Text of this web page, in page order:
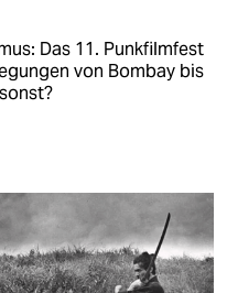
Das 11. Punkfilmfest
von Bombay bis